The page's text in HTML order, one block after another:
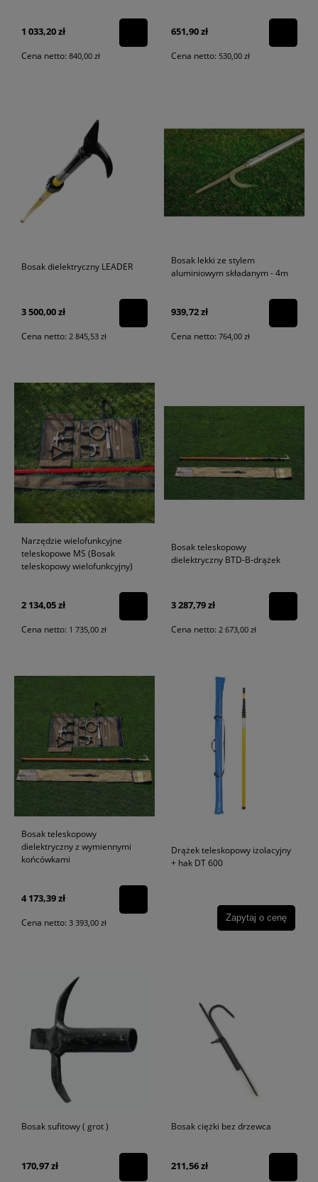
1 033,20 zł
Cena netto: 840,00 zł
651,90 zł
Cena netto: 530,00 zł
Bosak dielektryczny LEADER
3 500,00 zł
Cena netto: 2 845,53 zł
Bosak lekki ze stylem
aluminiowym składanym - 4m
939,72 zł
Cena netto: 764,00 zł
Narzędzie wielofunkcyjne
teleskopowe MS (Bosak
teleskopowy wielofunkcyjny)
2 134,05 zł
Cena netto: 1 735,00 zł
Bosak teleskopowy
dielektryczny BTD-B-drążek
3 287,79 zł
Cena netto: 2 673,00 zł
Bosak teleskopowy
dielektryczny z wymiennymi
końcówkami
4 173,39 zł
Cena netto: 3 393,00 zł
Drążek teleskopowy izolacyjny
+ hak DT 600
Zapytaj o cenę
Bosak sufitowy ( grot )
170,97 zł
Bosak ciężki bez drzewca
211,56 zł